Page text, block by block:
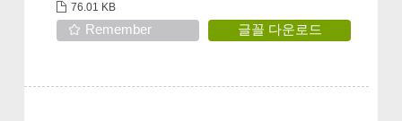
76.01 KB
Remember 글꼴 다운로드